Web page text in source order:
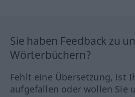
Sie haben Feedback zu
Wörterbüchern?
Fehlt eine Übersetzung, ist
aufgefallen oder wollen Sie